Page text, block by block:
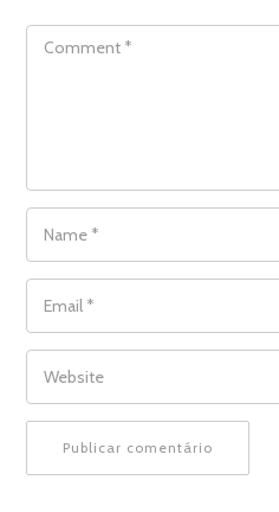
COMMENT
NAME
EMAIL
WEBSITE